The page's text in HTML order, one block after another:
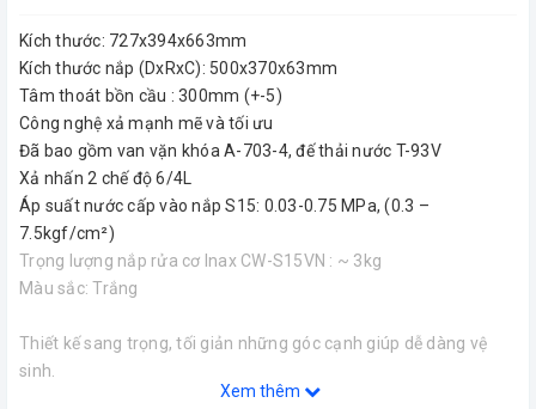
Kích thước: 727x394x663mm
Kích thước nắp (DxRxC): 500x370x63mm
Tâm thoát bồn cầu : 300mm (+-5)
Công nghệ xả mạnh mẽ và tối ưu
Đã bao gồm van vặn khóa A-703-4, đế thải nước T-93V
Xả nhấn 2 chế độ 6/4L
Áp suất nước cấp vào nắp S15: 0.03-0.75 MPa, (0.3 –
7.5kgf/cm²)
Trọng lượng nắp rửa cơ Inax CW-S15VN : ~ 3kg
Màu sắc: Trắng
Thiết kế sang trọng, tối giản những góc cạnh giúp dễ dàng vệ
sinh.
Công nghệ tráng men Aqua Ceramic giúp bề mặt luôn trắng
Xem thêm